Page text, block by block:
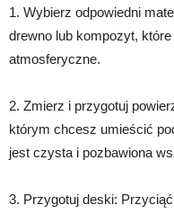
1. Wybierz odpowiedni
drewno lub kompozyt,
atmosferyczne.
2. Zmierz i przygotuj
którym chcesz umieścić
jest czysta i pozbawiona
3. Przygotuj deski: